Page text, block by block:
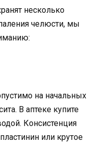
несколько
челюсти, мы
на начальных
В аптеке купите
Консистенция
или крутое